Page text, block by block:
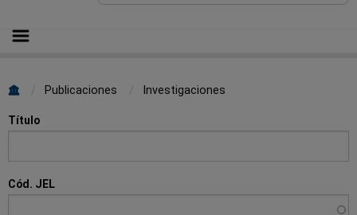
Sobrescribir
enlaces
de
ayuda
a
Publicaciones Investigaciones
Título
Cód. JEL